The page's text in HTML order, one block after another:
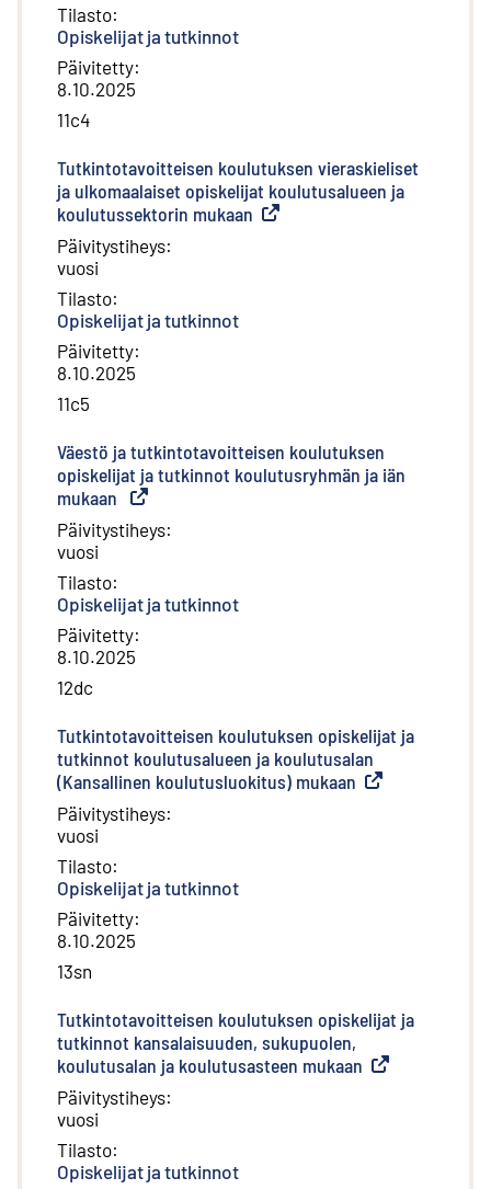
Tilasto:
Opiskelijat ja tutkinnot
Päivitetty:
8.10.2025
11c4
Tutkintotavoitteisen koulutuksen vieraskieliset
ja ulkomaalaiset opiskelijat koulutusalueen ja
koulutussektorin mukaan Ulkoinen linkki
Päivitystiheys:
vuosi
Tilasto:
Opiskelijat ja tutkinnot
Päivitetty:
8.10.2025
11c5
Väestö ja tutkintotavoitteisen koulutuksen
opiskelijat ja tutkinnot koulutusryhmän ja iän
mukaan Ulkoinen linkki
Päivitystiheys:
vuosi
Tilasto:
Opiskelijat ja tutkinnot
Päivitetty:
8.10.2025
12dc
Tutkintotavoitteisen koulutuksen opiskelijat ja
tutkinnot koulutusalueen ja koulutusalan
(Kansallinen koulutusluokitus) mukaan Ulkoinen linkki
Päivitystiheys:
vuosi
Tilasto:
Opiskelijat ja tutkinnot
Päivitetty:
8.10.2025
13sn
Tutkintotavoitteisen koulutuksen opiskelijat ja
tutkinnot kansalaisuuden, sukupuolen,
koulutusalan ja koulutusasteen mukaan Ulkoinen linkki
Päivitystiheys:
vuosi
Tilasto:
Opiskelijat ja tutkinnot